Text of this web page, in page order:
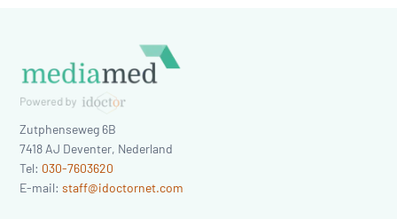
Zutphenseweg 6B
7418 AJ Deventer, Nederland
Tel: 030-7603620
E-mail:staff@idoctornet.com